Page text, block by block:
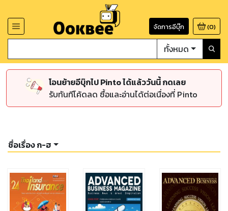
จัดการอีบุ๊ก (0)
ทั้งหมด
โอนย้ายอีบุ๊กไป Pinto ได้แล้ววันนี้ กดเลย
รับทันทีโค้ดลด ซื้อและอ่านได้ต่อเนื่องที่ Pinto
ชื่อเรื่อง ก-ฮ